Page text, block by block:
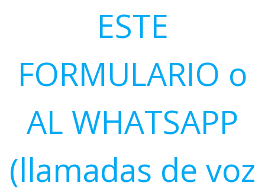
ESTE
FORMULARIO o
AL WHATSAPP
(llamadas de voz